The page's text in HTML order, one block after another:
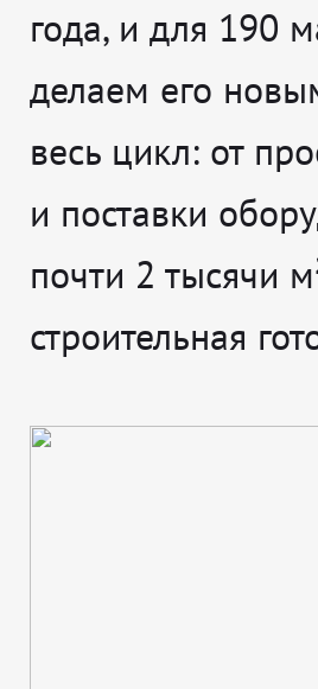
года, и для 190
делаем его
весь цикл: от
и поставки
почти 2 тысячи
строительная